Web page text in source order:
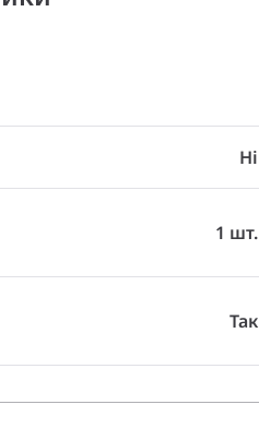
Ні
1 шт.
Так